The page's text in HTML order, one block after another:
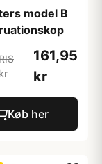
model B
161,95
kr
Køb her